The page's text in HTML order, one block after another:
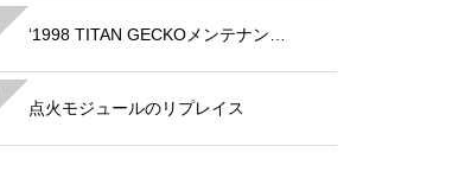
‘1998 TITAN GECKOメンテナン…
点火モジュールのリプレイス